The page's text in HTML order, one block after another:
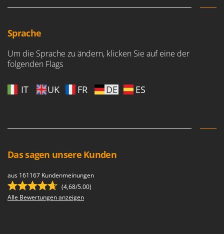
Sprache
Um die Sprache zu ändern, klicken Sie auf eine der
folgenden Flags
IT UK FR DE ES
Das sagen unsere Kunden
aus 161167 Kundenmeinungen
(4,68/5.00)
Alle Bewertungen anzeigen